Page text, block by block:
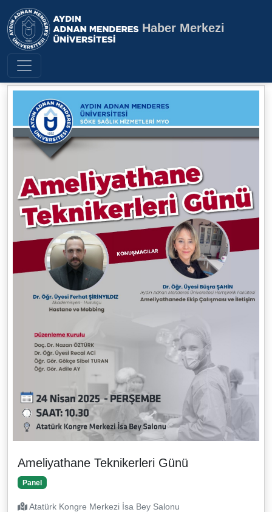
Aydın Adnan Menderes
Haber Merkezi
Ameliyathane Teknikerleri Günü
Panel
Atatürk Kongre Merkezi İsa Bey Salonu